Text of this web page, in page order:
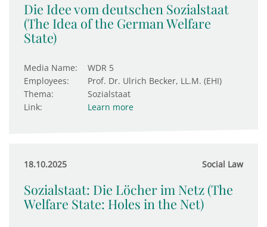
Die Idee vom deutschen Sozialstaat
(The Idea of the German Welfare
State)
Media Name:
WDR 5
Employees:
Prof. Dr. Ulrich Becker, LL.M. (EHI)
Thema:
Sozialstaat
Link:
Learn more
18.10.2025 Social Law
Sozialstaat: Die Löcher im Netz (The
Welfare State: Holes in the Net)